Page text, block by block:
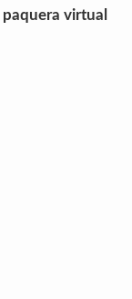
paquera virtual